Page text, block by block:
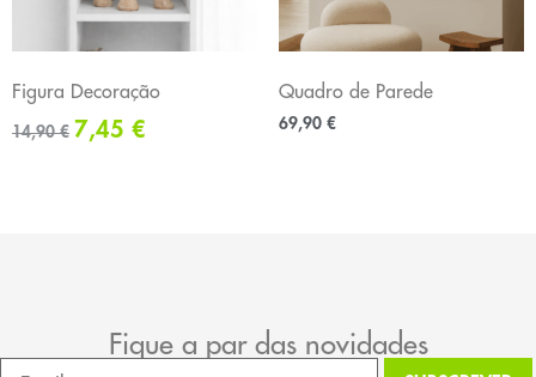
Figura Decoração
14,90€ 7,45 €
Quadro de Parede
69,90 €
Fique a par das novidades